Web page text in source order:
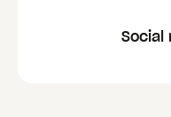
Social